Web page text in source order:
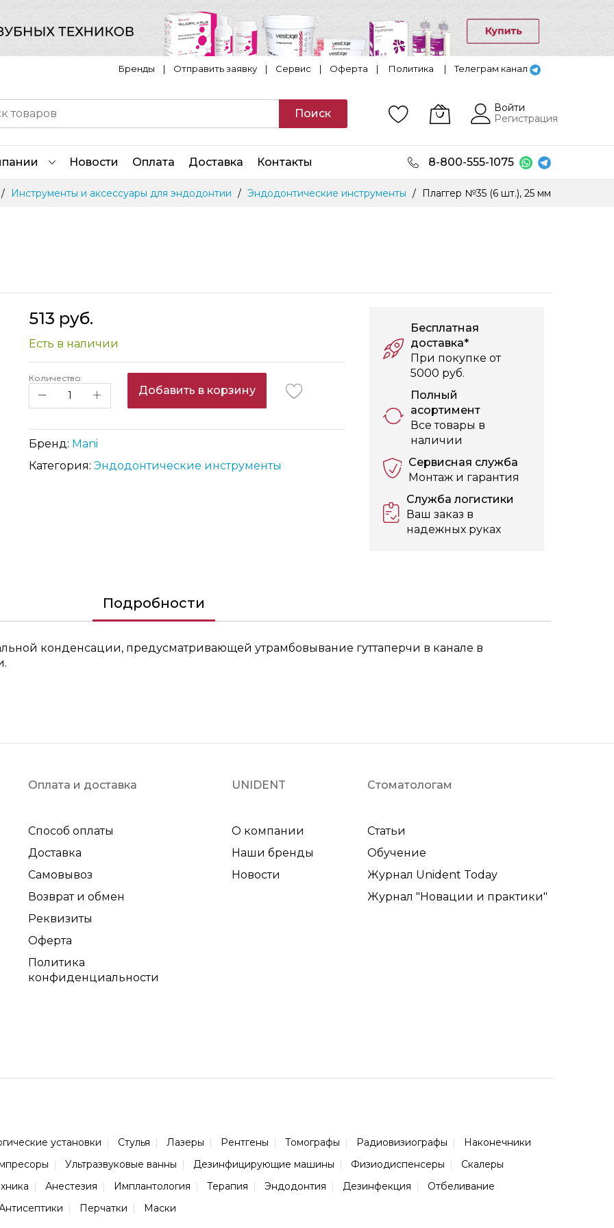
Бренды | Отправить заявку| Сервис | Оферта | Политика |Телеграм канал
Поиск
Войти
Регистрация
Новости Оплата Доставка Контакты
8-800-555-1075
Инструменты и аксессуары для эндодонтии Эндодонтические инструменты Плаггер №35 (6 шт.), 25 мм
513 руб.
Есть в наличии
Количество:
Добавить в корзину
Бренд: Mani
Категория:Эндодонтические инструменты
Бесплатная
доставка*
При покупке от
5000 руб.
Полный
асортимент
Все товары в
наличии
Сервисная служба
Монтаж и гарантия
Служба логистики
Ваш заказ в
надежных руках
Подробности
конденсации, предусматривающей утрамбовывание гуттаперчи в канале в
Оплата и доставка
Способ оплаты
Доставка
Самовывоз
Возврат и обмен
Реквизиты
Оферта
Политика
конфиденциальности
UNIDENT
О компании
Наши бренды
Новости
Стоматологам
Статьи
Обучение
Журнал Unident Today
Журнал "Новации и практики"
установки Стулья Лазеры Рентгены Томографы Радиовизиографы
Наконечники
Ультразвуковые ванны Дезинфицирующие машины Физиодиспенсеры
Скалеры
Анестезия Имплантология Терапия Эндодонтия Дезинфекция
Отбеливание
Перчатки Маски